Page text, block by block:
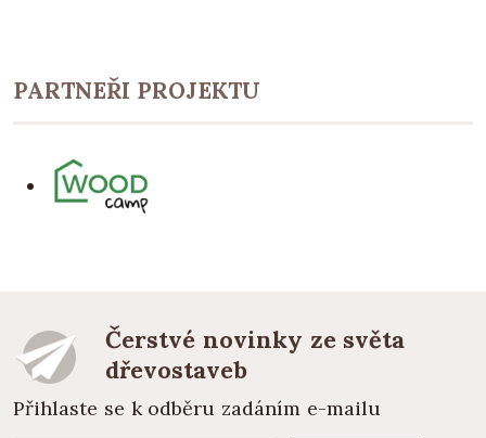
PARTNEŘI PROJEKTU
Čerstvé novinky ze světa
dřevostaveb
Přihlaste se k odběru zadáním e-mailu